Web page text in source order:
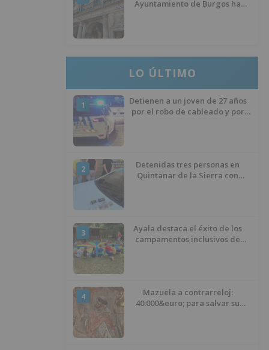
Ayuntamiento de Burgos ha
LO ÚLTIMO
1
Detienen a un joven de 27 años
por el robo de cableado y por
2
Detenidas tres personas en
Quintanar de la Sierra con
3
Ayala destaca el éxito de los
campamentos inclusivos de
4
Mazuela a contrarreloj:
40.000&euro; para salvar su